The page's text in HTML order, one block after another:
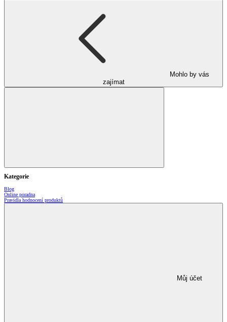
Mohlo by vás
zajímat
Kategorie
Blog
Online poradna
Pravidla hodnocení produktů
Můj účet